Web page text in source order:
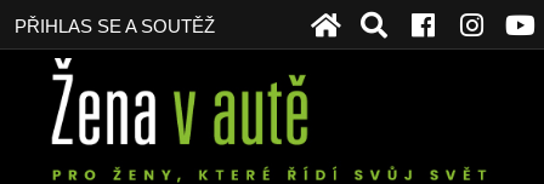
PŘIHLAS SE A SOUTĚŽ